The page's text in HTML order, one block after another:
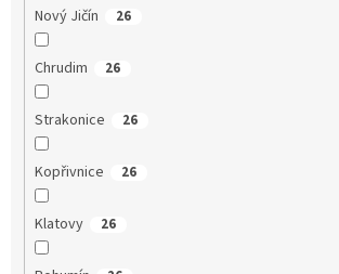
Nový Jičín 26
Chrudim 26
Strakonice 26
Kopřivnice 26
Klatovy 26